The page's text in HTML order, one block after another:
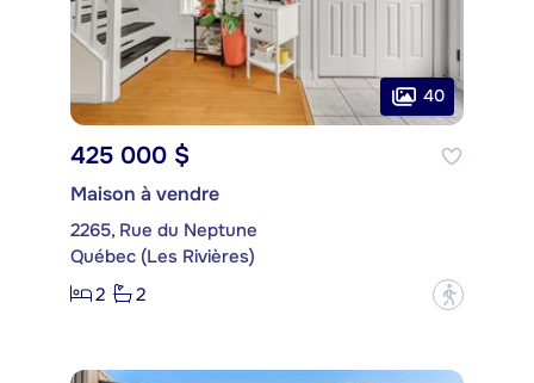
40
425 000 $
Maison à vendre
2265, Rue du Neptune
Québec (Les Rivières)
2
2 ?